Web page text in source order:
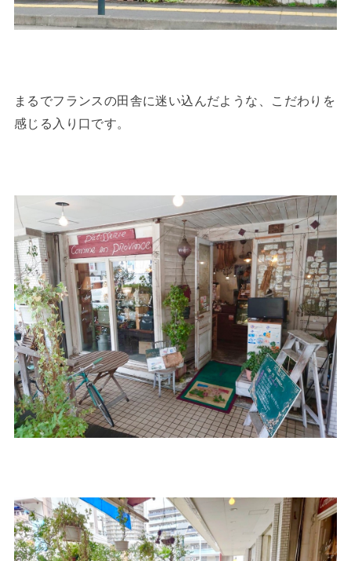
まるでフランスの田舎に迷い込んだような、こだわりを
感じる入り口です。